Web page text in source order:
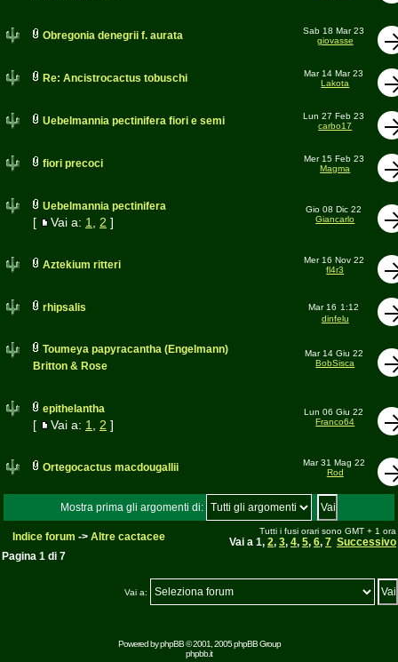
Obregonia denegrii f. aurata
Sab 18 Mar 23
giovasse
Re: Ancistrocactus tobuschi
Mar 14 Mar 23
Lakota
Uebelmannia pectinifera fiori e semi
Lun 27 Feb 23
carbo17
fiori precoci
Mer 15 Feb 23
Magma
Uebelmannia pectinifera
[ Vai a: 1 2 ]
Gio 08 Dic 22
Giancarlo
Aztekium ritteri
Mer 16 Nov 22
fl4r3
rhipsalis Mar 16 1:12
dinfelu
Toumeya papyracantha (Engelmann)
Britton & Rose
Mar 14 Giu 22
BobSisca
epithelantha
[ Vai a: 1 2 ]
Lun 06 Giu 22
Franco64
Ortegocactus macdougallii
Mar 31 Mag 22
Rod
Mostra prima gli argomenti di:
Indice forum -> Altre cactacee Tutti i fusi orari sono GMT + 1 ora
Vai a 1, 2, 3, 4, 5, 6, 7 Successivo
Pagina 1 di 7
Vai a:
Powered byphpBB© 2001, 2005 phpBB Group
phpbb.it